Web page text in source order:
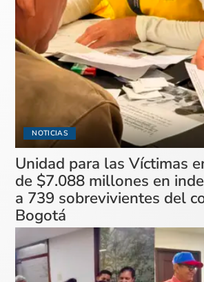
NOTICIAS
Unidad para las Víctimas
de $7.088 millones en
a 739 sobrevivientes del
Bogotá